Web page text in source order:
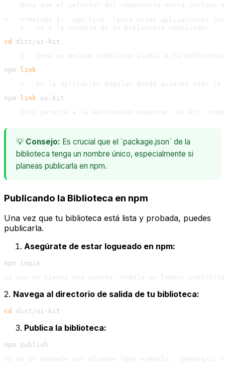
Nota que el selector del componente ahora incluye
*   **Método 2: `npm link` (para otras aplicaciones
cd
npm link
npm link
💡 Consejo: Es crucial que el `package.json` de la
biblioteca tenga un nombre único, especialmente si
planeas publicarla en npm.
Publicando la Biblioteca en npm
Una vez que tu biblioteca está lista y probada, puedes
publicarla.
Asegúrate de estar logueado en npm:
2. Navega al directorio de salida de tu biblioteca:
cd
Publica la biblioteca: